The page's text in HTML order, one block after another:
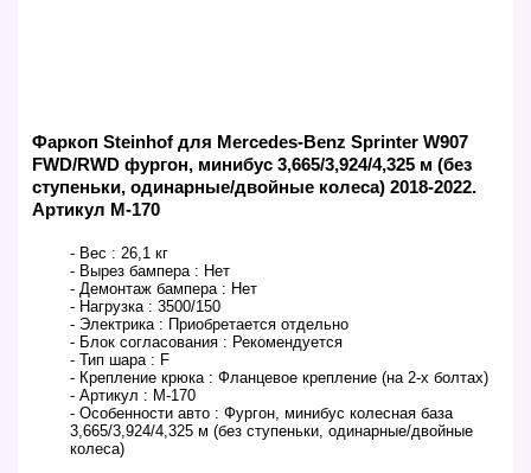
Фаркоп Steinhof для Mercedes-Benz Sprinter W907
FWD/RWD фургон, минибус 3,665/3,924/4,325 м (без
ступеньки, одинарные/двойные колеса) 2018-2022.
Артикул M-170
- Вес : 26,1 кг
- Вырез бампера : Нет
- Демонтаж бампера : Нет
- Нагрузка : 3500/150
- Электрика : Приобретается отдельно
- Блок согласования : Рекомендуется
- Тип шара : F
- Крепление крюка : Фланцевое крепление (на 2-х болтах)
- Артикул : M-170
- Особенности авто : Фургон, минибус колесная база
3,665/3,924/4,325 м (без ступеньки, одинарные/двойные
колеса)